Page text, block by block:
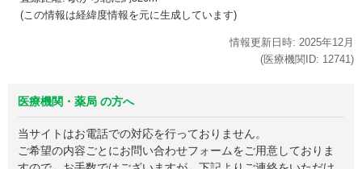
(この情報は経緯度情報を元に生成しています)
情報更新日時: 2025年12月
(医療機関ID: 12741)
医療機関・薬局 の方へ
当サイトはお電話での対応を行っておりません。
ご希望の内容ごとにお問い合わせフォームをご用意しておりま